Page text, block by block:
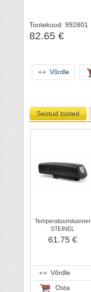
Tootekood: 992801
82.65 €
Võrdle
Seotud tooted
Temperatuuriskanner
STEINEL
61.75 €
Võrdle
Osta